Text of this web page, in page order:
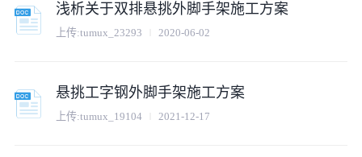
浅析关于双排悬挑外脚手架施工方案
上传:tumux_23293 2020-06-02
悬挑工字钢外脚手架施工方案
上传:tumux_19104 2021-12-17